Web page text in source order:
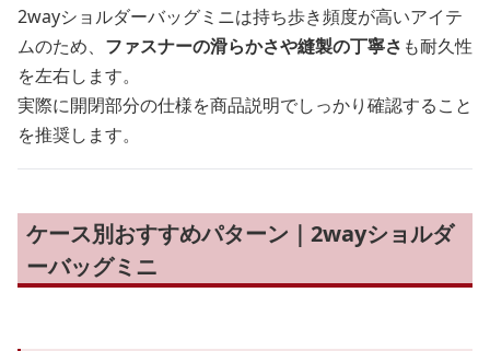
2wayショルダーバッグミニは持ち歩き頻度が高いアイテ
ムのため、 ファスナーの滑らかさや縫製の丁寧さ も耐久性
を左右します。
実際に開閉部分の仕様を商品説明でしっかり確認すること
を推奨します。
ケース別おすすめパターン｜2wayショルダ
ーバッグミニ